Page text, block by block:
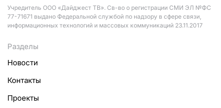
Учредитель ООО «Дайджест ТВ». Св-во о регистрации СМИ ЭЛ №ФС
77-71671 выдано Федеральной службой по надзору в сфере связи,
информационных технологий и массовых коммуникаций 23.11.2017
Разделы
Новости
Контакты
Проекты